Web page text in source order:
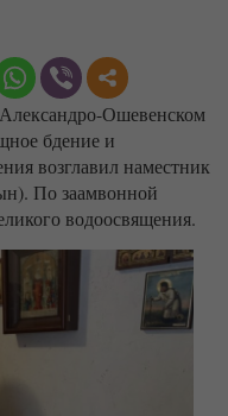
Ошевенском
бдение и
возглавил наместник
По заамвонной
водоосвящения.